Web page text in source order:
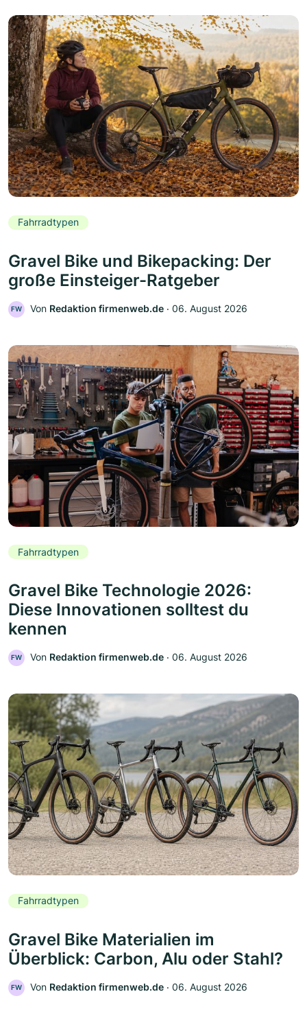
Fahrradtypen
Gravel Bike und Bikepacking: Der
große Einsteiger-Ratgeber
FW Von Redaktion firmenweb.de ‧ 06. August 2026
Fahrradtypen
Gravel Bike Technologie 2026:
Diese Innovationen solltest du
kennen
FW Von Redaktion firmenweb.de ‧ 06. August 2026
Fahrradtypen
Gravel Bike Materialien im
Überblick: Carbon, Alu oder Stahl?
FW Von Redaktion firmenweb.de ‧ 06. August 2026